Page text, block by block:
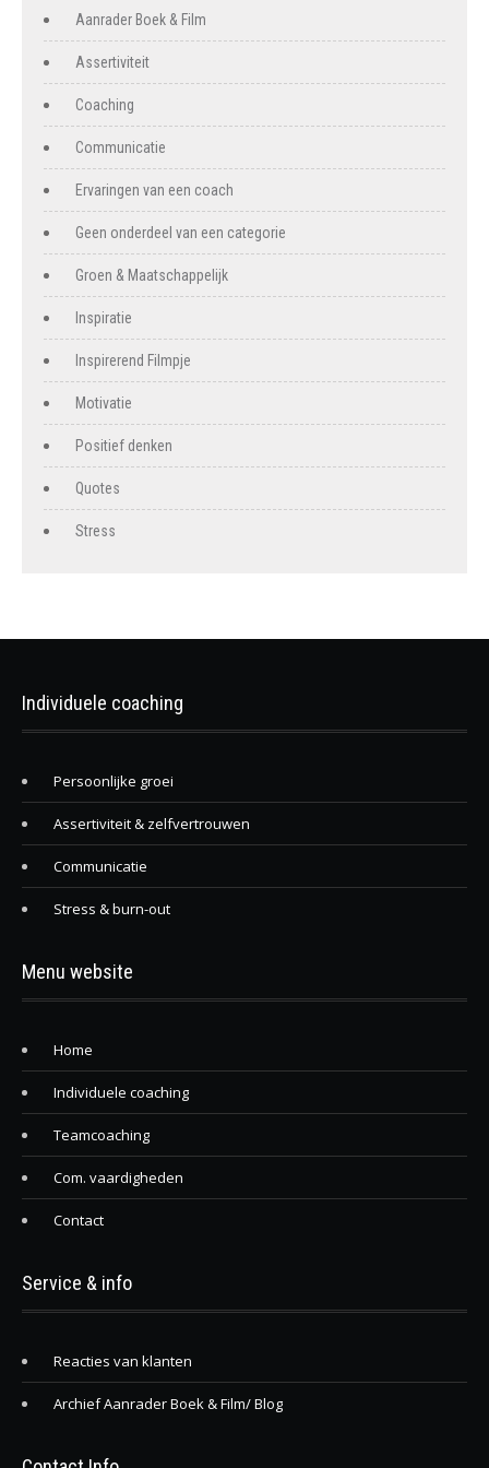
Aanrader Boek & Film
Assertiviteit
Coaching
Communicatie
Ervaringen van een coach
Geen onderdeel van een categorie
Groen & Maatschappelijk
Inspiratie
Inspirerend Filmpje
Motivatie
Positief denken
Quotes
Stress
Individuele coaching
Persoonlijke groei
Assertiviteit & zelfvertrouwen
Communicatie
Stress & burn-out
Menu website
Home
Individuele coaching
Teamcoaching
Com. vaardigheden
Contact
Service & info
Reacties van klanten
Archief Aanrader Boek & Film/ Blog